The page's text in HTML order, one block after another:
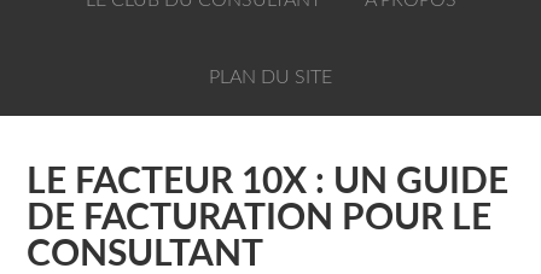
PLAN DU SITE
LE FACTEUR 10X : UN GUIDE
DE FACTURATION POUR LE
CONSULTANT